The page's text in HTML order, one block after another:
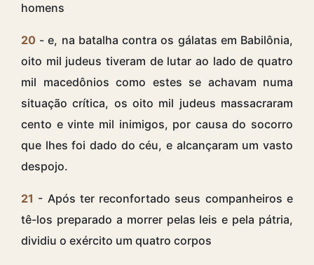
homens
20 - e, na batalha contra os gálatas em Babilônia,
oito mil judeus tiveram de lutar ao lado de quatro
mil macedônios como estes se achavam numa
situação crítica, os oito mil judeus massacraram
cento e vinte mil inimigos, por causa do socorro
que lhes foi dado do céu, e alcançaram um vasto
despojo.
21 - Após ter reconfortado seus companheiros e
tê-los preparado a morrer pelas leis e pela pátria,
dividiu o exército um quatro corpos